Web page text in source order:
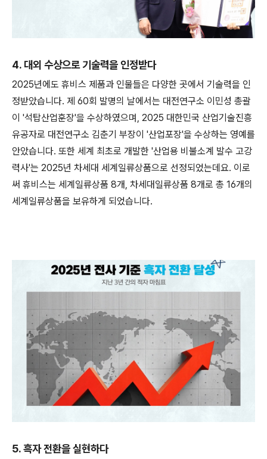
4. 대외 수상으로 기술력을 인정받다
2025년에도 휴비스 제품과 인물들은 다양한 곳에서 기술력을 인
정받았습니다. 제 60회 발명의 날에서는 대전연구소 이민성 총괄
이 '석탑산업훈장'을 수상하였으며, 2025 대한민국 산업기술진흥
유공자로 대전연구소 김춘기 부장이 '산업포장'을 수상하는 영예를
안았습니다. 또한 세계 최초로 개발한 '산업용 비불소계 발수 고강
력사'는 2025년 차세대 세계일류상품으로 선정되었는데요. 이로
써 휴비스는 세계일류상품 8개, 차세대일류상품 8개로 총 16개의
세계일류상품을 보유하게 되었습니다.
5. 흑자 전환을 실현하다